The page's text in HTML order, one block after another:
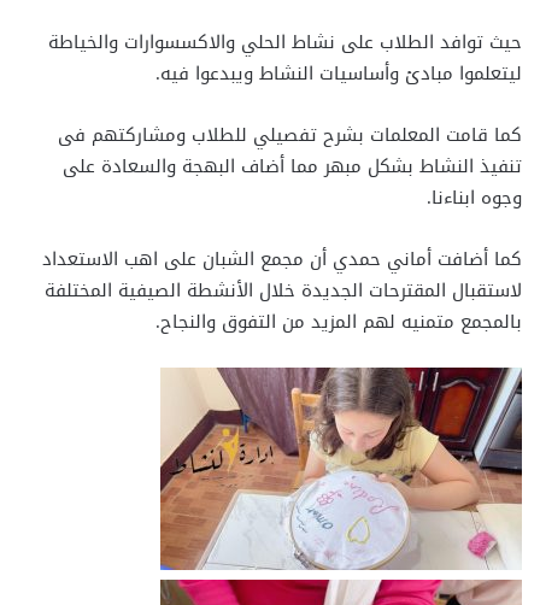
حيث توافد الطلاب على نشاط الحلي والاكسسوارات والخياطة
ليتعلموا مبادئ وأساسيات النشاط ويبدعوا فيه.
كما قامت المعلمات بشرح تفصيلي للطلاب ومشاركتهم فى
تنفيذ النشاط بشكل مبهر مما أضاف البهجة والسعادة على
وجوه ابناءنا.
كما أضافت أماني حمدي أن مجمع الشبان على اهب الاستعداد
لاستقبال المقترحات الجديدة خلال الأنشطة الصيفية المختلفة
بالمجمع متمنيه لهم المزيد من التفوق والنجاح.